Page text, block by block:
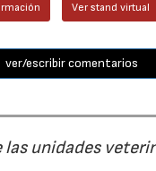
Ver stand virtual
ver/escribir comentarios
las unidades